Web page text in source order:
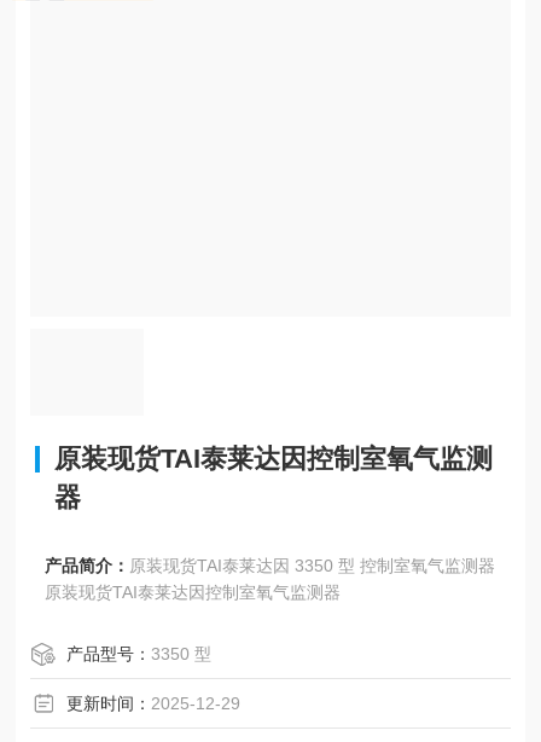
原装现货TAI泰莱达因控制室氧气监测
器
产品简介：
原装现货TAI泰莱达因 3350 型 控制室氧气监测器
原装现货TAI泰莱达因控制室氧气监测器
产品型号：3350 型
更新时间： 2025-12-29